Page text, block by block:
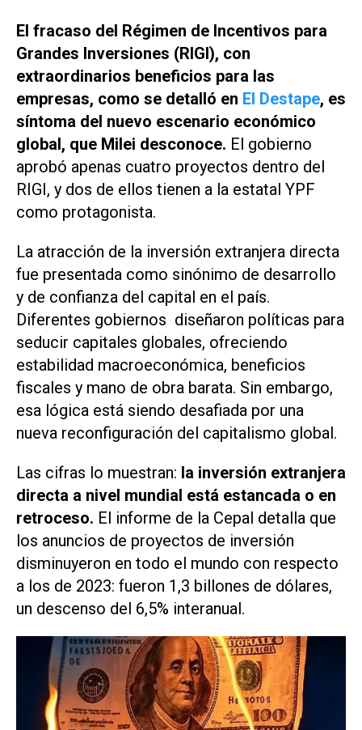
El fracaso del Régimen de Incentivos para
Grandes Inversiones (RIGI), con
extraordinarios beneficios para las
empresas, como se detalló en El Destape, es
síntoma del nuevo escenario económico
global, que Milei desconoce. El gobierno
aprobó apenas cuatro proyectos dentro del
RIGI, y dos de ellos tienen a la estatal YPF
como protagonista.
La atracción de la inversión extranjera directa
fue presentada como sinónimo de desarrollo
y de confianza del capital en el país.
Diferentes gobiernos diseñaron políticas para
seducir capitales globales, ofreciendo
estabilidad macroeconómica, beneficios
fiscales y mano de obra barata. Sin embargo,
esa lógica está siendo desafiada por una
nueva reconfiguración del capitalismo global.
Las cifras lo muestran: la inversión extranjera
directa a nivel mundial está estancada o en
retroceso. El informe de la Cepal detalla que
los anuncios de proyectos de inversión
disminuyeron en todo el mundo con respecto
a los de 2023: fueron 1,3 billones de dólares,
un descenso del 6,5% interanual.